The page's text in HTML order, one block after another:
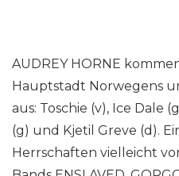
AUDREY HORNE
Hauptstadt Norwegens
aus: Toschie (v), Ice Dale
(g) und Kjetil Greve (d).
Herrschaften vielleicht